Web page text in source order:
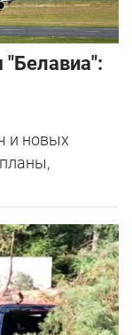
и новых